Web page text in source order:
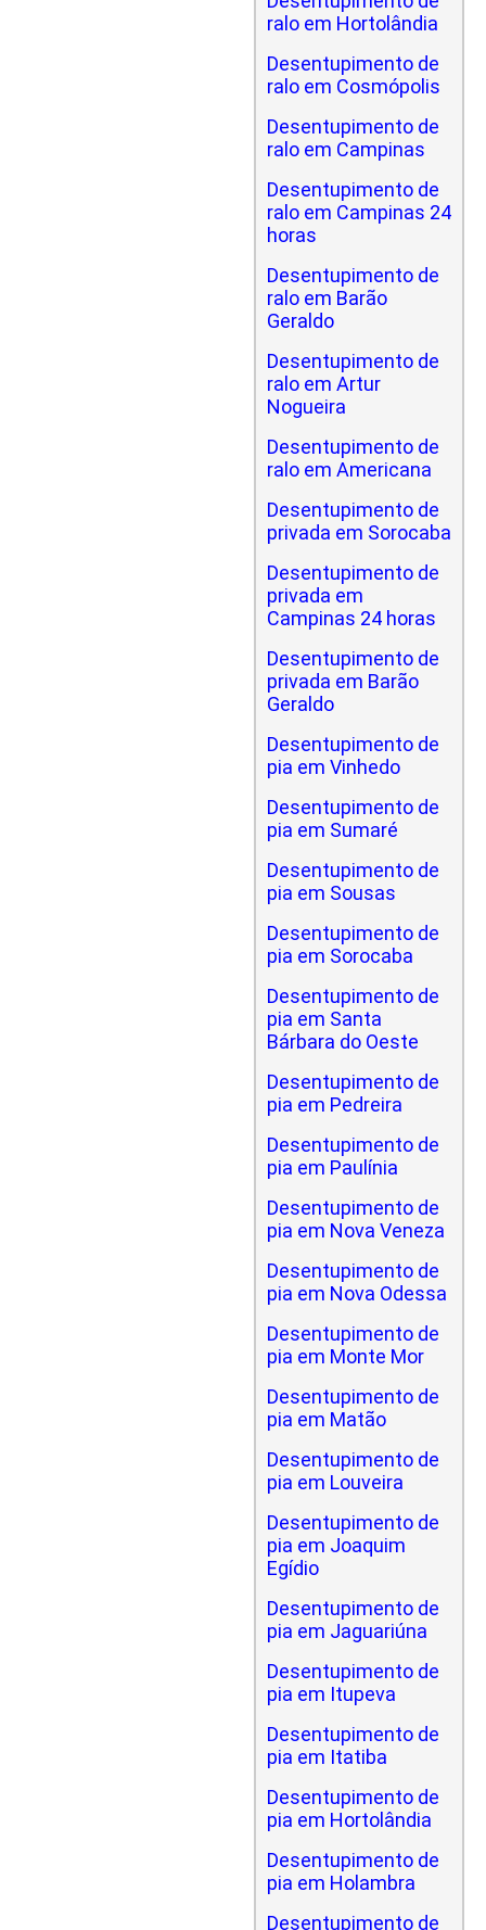
ralo em Hortolândia
Desentupimento de
ralo em Cosmópolis
Desentupimento de
ralo em Campinas
Desentupimento de
ralo em Campinas 24
horas
Desentupimento de
ralo em Barão
Geraldo
Desentupimento de
ralo em Artur
Nogueira
Desentupimento de
ralo em Americana
Desentupimento de
privada em Sorocaba
Desentupimento de
privada em
Campinas 24 horas
Desentupimento de
privada em Barão
Geraldo
Desentupimento de
pia em Vinhedo
Desentupimento de
pia em Sumaré
Desentupimento de
pia em Sousas
Desentupimento de
pia em Sorocaba
Desentupimento de
pia em Santa
Bárbara do Oeste
Desentupimento de
pia em Pedreira
Desentupimento de
pia em Paulínia
Desentupimento de
pia em Nova Veneza
Desentupimento de
pia em Nova Odessa
Desentupimento de
pia em Monte Mor
Desentupimento de
pia em Matão
Desentupimento de
pia em Louveira
Desentupimento de
pia em Joaquim
Egídio
Desentupimento de
pia em Jaguariúna
Desentupimento de
pia em Itupeva
Desentupimento de
pia em Itatiba
Desentupimento de
pia em Hortolândia
Desentupimento de
pia em Holambra
Desentupimento de